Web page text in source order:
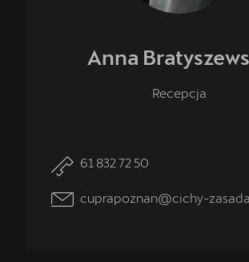
Anna
Recepcja
61 832 72 50
cuprapoznan@cichy-